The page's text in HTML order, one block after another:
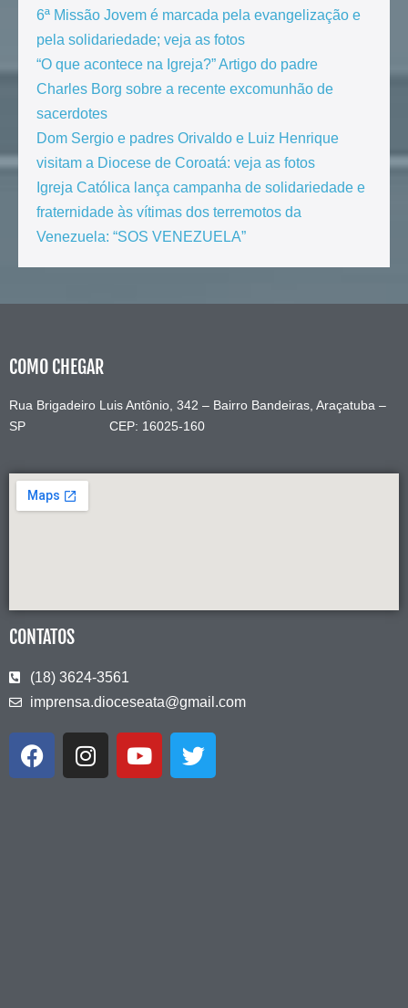
6ª Missão Jovem é marcada pela evangelização e
pela solidariedade; veja as fotos
“O que acontece na Igreja?” Artigo do padre
Charles Borg sobre a recente excomunhão de
sacerdotes
Dom Sergio e padres Orivaldo e Luiz Henrique
visitam a Diocese de Coroatá: veja as fotos
Igreja Católica lança campanha de solidariedade e
fraternidade às vítimas dos terremotos da
Venezuela: “SOS VENEZUELA”
COMO CHEGAR
Rua Brigadeiro Luis Antônio, 342 – Bairro Bandeiras, Araçatuba –
SP CEP: 16025-160
CONTATOS
(18) 3624-3561
imprensa.dioceseata@gmail.com